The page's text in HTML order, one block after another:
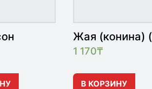
Жая (конина)
1 170₸
В КОРЗИНУ